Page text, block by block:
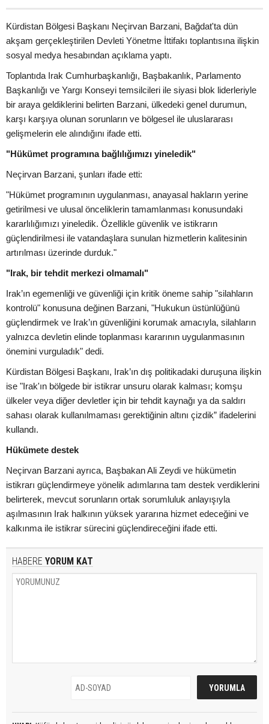
Kürdistan Bölgesi Başkanı Neçirvan Barzani, Bağdat'ta dün
akşam gerçekleştirilen Devleti Yönetme İttifakı toplantısına ilişkin
sosyal medya hesabından açıklama yaptı.
Toplantıda Irak Cumhurbaşkanlığı, Başbakanlık, Parlamento
Başkanlığı ve Yargı Konseyi temsilcileri ile siyasi blok liderleriyle
bir araya geldiklerini belirten Barzani, ülkedeki genel durumun,
karşı karşıya olunan sorunların ve bölgesel ile uluslararası
gelişmelerin ele alındığını ifade etti.
"Hükümet programına bağlılığımızı yineledik"
Neçirvan Barzani, şunları ifade etti:
"Hükümet programının uygulanması, anayasal hakların yerine
getirilmesi ve ulusal önceliklerin tamamlanması konusundaki
kararlılığımızı yineledik. Özellikle güvenlik ve istikrarın
güçlendirilmesi ile vatandaşlara sunulan hizmetlerin kalitesinin
artırılması üzerinde durduk."
"Irak, bir tehdit merkezi olmamalı"
Irak’ın egemenliği ve güvenliği için kritik öneme sahip "silahların
kontrolü" konusuna değinen Barzani, "Hukukun üstünlüğünü
güçlendirmek ve Irak’ın güvenliğini korumak amacıyla, silahların
yalnızca devletin elinde toplanması kararının uygulanmasının
önemini vurguladık" dedi.
Kürdistan Bölgesi Başkanı, Irak’ın dış politikadaki duruşuna ilişkin
ise "Irak'ın bölgede bir istikrar unsuru olarak kalması; komşu
ülkeler veya diğer devletler için bir tehdit kaynağı ya da saldırı
sahası olarak kullanılmaması gerektiğinin altını çizdik” ifadelerini
kullandı.
Hükümete destek
Neçirvan Barzani ayrıca, Başbakan Ali Zeydi ve hükümetin
istikrarı güçlendirmeye yönelik adımlarına tam destek verdiklerini
belirterek, mevcut sorunların ortak sorumluluk anlayışıyla
aşılmasının Irak halkının yüksek yararına hizmet edeceğini ve
kalkınma ile istikrar sürecini güçlendireceğini ifade etti.
HABERE YORUM KAT